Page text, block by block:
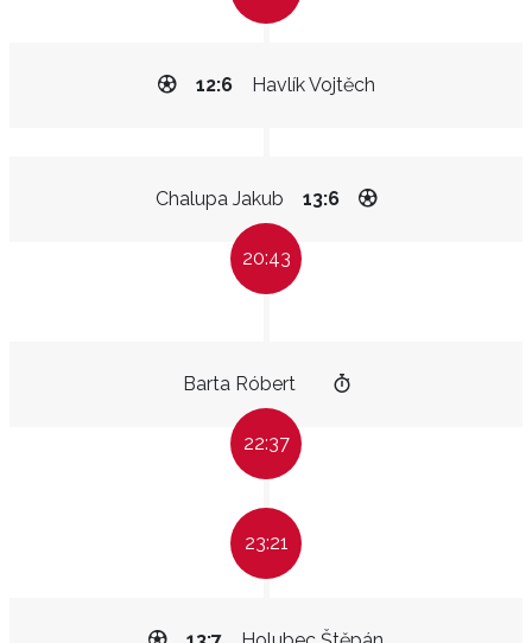
Havlík Vojtěch
12:6
Chalupa Jakub 13:6
20:43
Barta Róbert
22:37
23:21